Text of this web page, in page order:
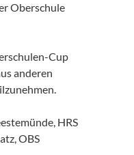
Oberschule
Cup
anderen
HRS
OBS